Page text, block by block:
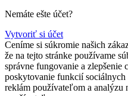
Nemáte ešte účet?
Vytvoriť si účet
Ceníme si súkromie našich
že na tejto stránke používame
správne fungovanie a zlepšenie
poskytovanie funkcií sociálnych
reklám používateľom a analýzu